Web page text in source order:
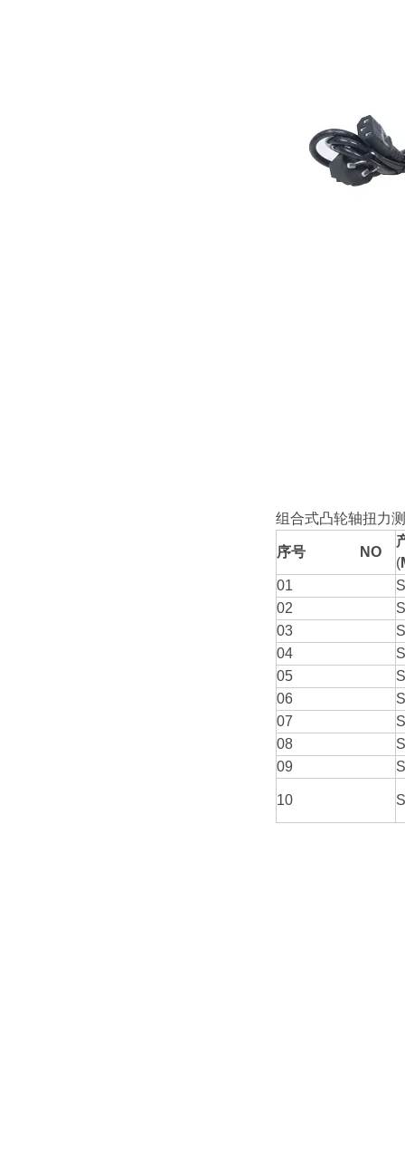
组合式凸轮轴扭力
序号 NO
(
01
02
03
04
05
06
07
08
09
10